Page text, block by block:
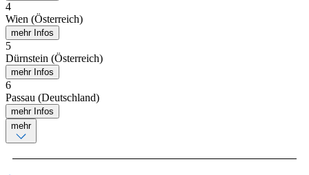
4
Wien (Österreich)
mehr Infos
5
Dürnstein (Österreich)
mehr Infos
6
Passau (Deutschland)
mehr Infos
mehr